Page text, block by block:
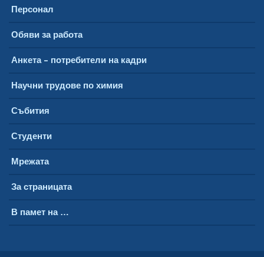
Персонал
Обяви за работа
Анкета – потребители на кадри
Научни трудове по химия
Събития
Студенти
Мрежата
За страницата
В памет на …